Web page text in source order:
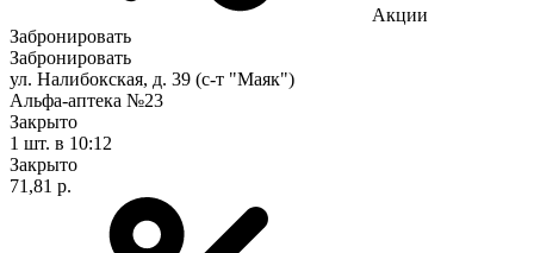
Акции
Забронировать
Забронировать
ул. Налибокская, д. 39 (с-т "Маяк")
Альфа-аптека №23
Закрыто
1 шт. в 10:12
Закрыто
71,81 р.